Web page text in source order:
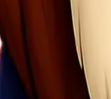
Indonesia, bahkan
Anda sampai dengan
memberikan pelayanan